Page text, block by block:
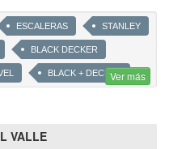
ESCALERAS STANLEY
BLACK DECKER
BLACK + DECKER
POXIPOL
Ver más
VALLE